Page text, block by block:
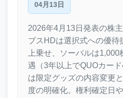
04月13日
2026年4月13日発表の株
ブスHDは選択式への優待
上乗せ、ソーバルは
遇（3年以上でQUOカー
は限定グッズの内容変更
度の明確化。権利確定日